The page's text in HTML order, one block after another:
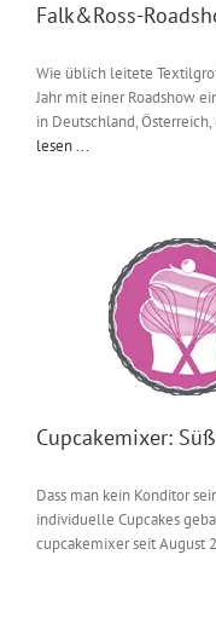
Falk&Ross-
Wie üblich leitete
Jahr mit einer Roadshow
in Deutschland,
lesen ...
Cupcakemixer:
Dass man kein Konditor
individuelle Cupcakes
cupcakemixer seit August